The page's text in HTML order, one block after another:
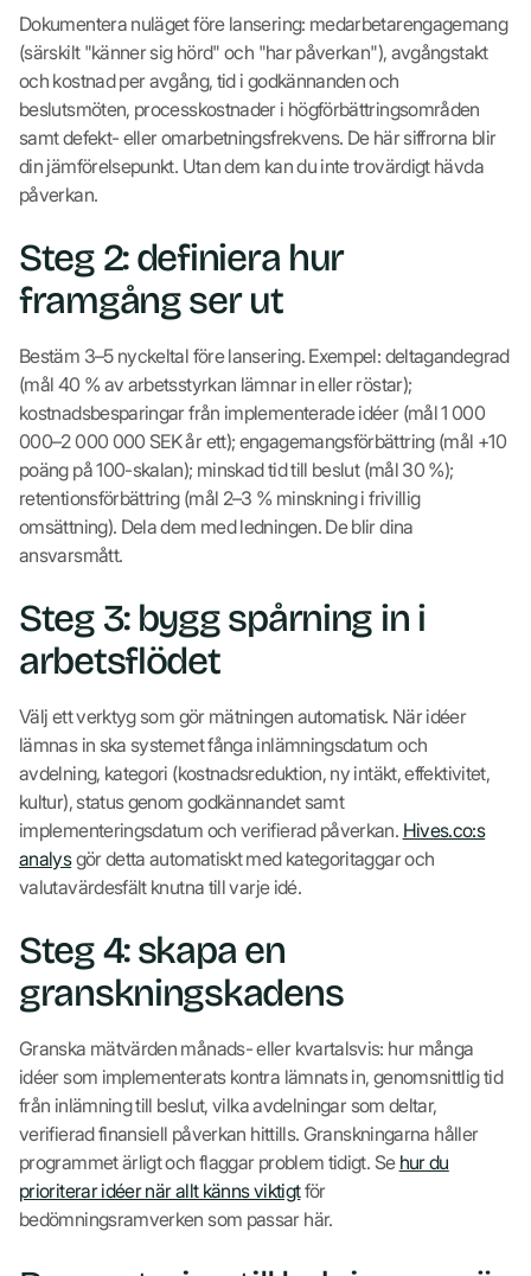
Dokumentera nuläget före lansering: medarbetarengagemang
(särskilt "känner sig hörd" och "har påverkan"), avgångstakt
och kostnad per avgång, tid i godkännanden och
beslutsmöten, processkostnader i högförbättringsområden
samt defekt- eller omarbetningsfrekvens. De här siffrorna blir
din jämförelsepunkt. Utan dem kan du inte trovärdigt hävda
påverkan.
Steg 2: definiera hur
framgång ser ut
Bestäm 3–5 nyckeltal före lansering. Exempel: deltagandegrad
(mål 40 % av arbetsstyrkan lämnar in eller röstar);
kostnadsbesparingar från implementerade idéer (mål 1 000
000–2 000 000 SEK år ett); engagemangsförbättring (mål +10
poäng på 100-skalan); minskad tid till beslut (mål 30 %);
retentionsförbättring (mål 2–3 % minskning i frivillig
omsättning). Dela dem med ledningen. De blir dina
ansvarsmått.
Steg 3: bygg spårning in i
arbetsflödet
Välj ett verktyg som gör mätningen automatisk. När idéer
lämnas in ska systemet fånga inlämningsdatum och
avdelning, kategori (kostnadsreduktion, ny intäkt, effektivitet,
kultur), status genom godkännandet samt
implementeringsdatum och verifierad påverkan. Hives.co:s
analysgör detta automatiskt med kategoritaggar och
valutavärdesfält knutna till varje idé.
Steg 4: skapa en
granskningskadens
Granska mätvärden månads- eller kvartalsvis: hur många
idéer som implementerats kontra lämnats in, genomsnittlig tid
från inlämning till beslut, vilka avdelningar som deltar,
verifierad finansiell påverkan hittills. Granskningarna håller
programmet ärligt och flaggar problem tidigt. Se hur du
prioriterar idéer när allt känns viktigtför
bedömningsramverken som passar här.